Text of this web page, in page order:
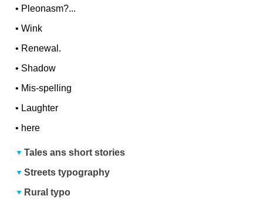
• Pleonasm?...
•Wink
• Renewal.
• Shadow
• Mis-spelling
• Laughter
• here
Tales ans short stories
Streets typography
Rural typo